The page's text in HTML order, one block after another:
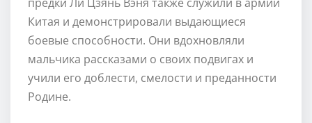
Китая и демонстрировали выдающиеся
боевые способности. Они вдохновляли
мальчика рассказами о своих подвигах и
учили его доблести, смелости и преданности
Родине.